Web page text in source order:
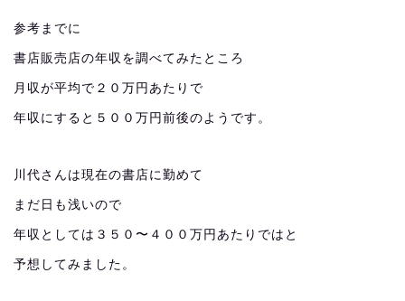
参考までに
書店販売店の年収を調べてみたところ
月収が平均で２０万円あたりで
年収にすると５００万円前後のようです。
川代さんは現在の書店に勤めて
まだ日も浅いので
年収としては３５０〜４００万円あたりではと
予想してみました。